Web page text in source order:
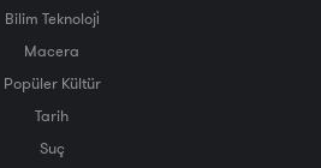
Bilim Teknoloji̇
Macera
Popüler Kültür
Tarih
Suç